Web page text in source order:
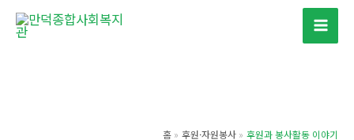
홈 후원·자원봉사 후원과 봉사활동 이야기